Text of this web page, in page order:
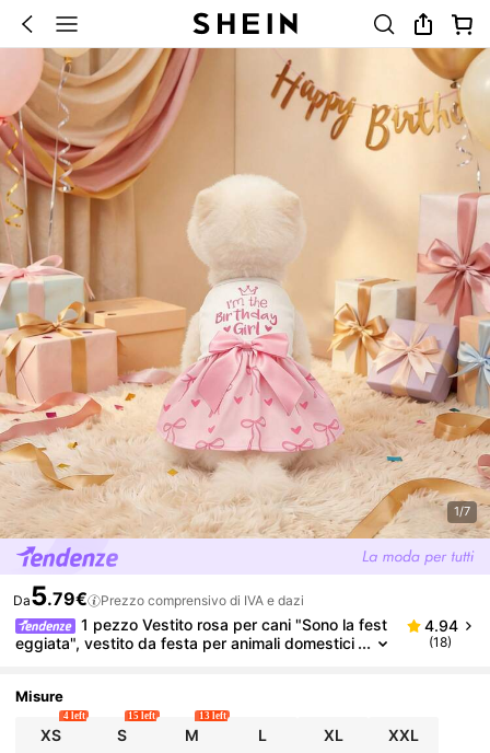
1/7
Da5.79€ Prezzo comprensivo di IVA e dazi
1 pezzo Vestito rosa per cani "Sono la fest
eggiata", vestito da festa per animali domestici
4.94
(18)
Misure
XS
4 left
S
15 left
M
13 left
L XL XXL